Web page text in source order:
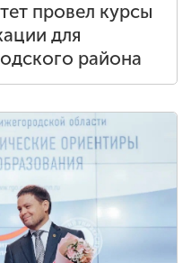
провел курсы
для
района